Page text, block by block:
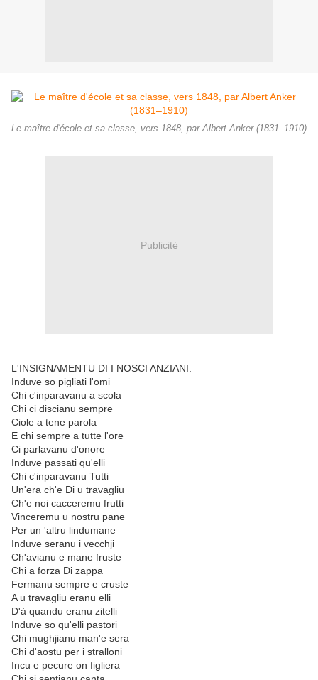
Le maître d'école et sa classe, vers 1848, par Albert Anker (1831–1910)
Publicité
L'INSIGNAMENTU DI I NOSCI ANZIANI.
Induve so pigliati l'omi
Chi c'inparavanu a scola
Chi ci discianu sempre
Ciole a tene parola
E chi sempre a tutte l'ore
Ci parlavanu d'onore
Induve passati qu'elli
Chi c'inparavanu Tutti
Un'era ch'e Di u travagliu
Ch'e noi cacceremu frutti
Vinceremu u nostru pane
Per un 'altru lindumane
Induve seranu i vecchji
Ch'avianu e mane fruste
Chi a forza Di zappa
Fermanu sempre e cruste
A u travagliu eranu elli
D'à quandu eranu zitelli
Induve so qu'elli pastori
Chi mughjianu man'e sera
Chi d'aostu per i stralloni
Incu e pecure on figliera